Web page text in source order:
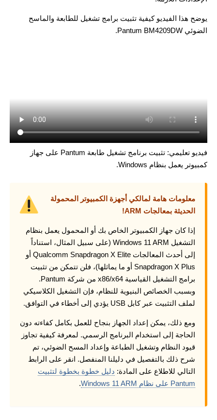
يوضح هذا الفيديو كيفية تثبيت برامج تشغيل للطابعة والماسح
الضوئي Pantum BM4209DW.
فيديو تعليمي: تثبيت برنامج تشغيل طابعة Pantum على جهاز
كمبيوتر يعمل بنظام Windows.
معلومات هامة لمالكي أجهزة الكمبيوتر المحمولة
الحديثة بمعالجات ARM!
إذا كان جهاز الكمبيوتر الخاص بك أو المحمول يعمل بنظام
التشغيل Windows 11 ARM (على سبيل المثال، استناداً
إلى أحدث المعالجات Qualcomm Snapdragon X Elite أو
Snapdragon X Plus أو ما يماثلها)، فلن تتمكن من تثبيت
برامج التشغيل القياسية x86/x64 من شركة Pantum.
وبسبب الخصائص البنيوية للنظام، فإن التشغيل الكلاسيكي
لملف التثبيت عبر كابل USB يؤدي إلى أخطاء في التوافق.
ومع ذلك، يمكن إعداد الجهاز بنجاح للعمل بكامل كفاءته دون
الحاجة إلى استخدام البرنامج الرسمي. لمعرفة كيفية تجاوز
قيود النظام وتشغيل الطباعة وإعداد المسح الضوئي، تم
شرح ذلك بالتفصيل في دليلنا المنفصل. انقر على الرابط
التالي للاطلاع على المادة: دليل خطوة بخطوة لتثبيت
Pantum على نظام Windows 11 ARM
.